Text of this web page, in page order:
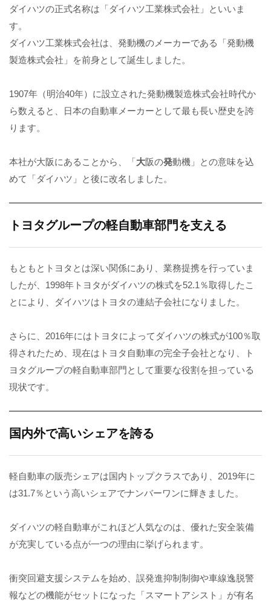
ダイハツの正式名称は「ダイハツ工業株式会社」といいま
す。
ダイハツ工業株式会社は、発動機のメーカーである「発動機
製造株式会社」を前身として誕生しました。
1907年（明治40年）に設立された発動機製造株式会社時代か
ら数えると、日本の自動車メーカーとして最も長い歴史を誇
ります。
本社が大阪にあることから、「大阪の発動機」との意味を込
めて「ダイハツ」と後に改名しました。
トヨタグループの軽自動車部門を支える
もともとトヨタとは深い関係にあり、業務提携を行っていま
したが、1998年トヨタがダイハツの株式を52.1％取得したこ
とにより、ダイハツはトヨタの連結子会社になりました。
さらに、2016年にはトヨタによってダイハツの株式が100％取
得されたため、現在はトヨタ自動車の完全子会社となり、
ト
ヨタグループの軽自動車部門として重要な役割を担っている
現状です。
国内外で高いシェアを誇る
軽自動車の販売シェアは国内トップクラスであり、2019年に
は31.7％という高いシェアでナンバーワンに輝きました。
ダイハツの軽自動車がこれほど人気なのは、優れた安全装備
が充実している点が一つの理由に挙げられます。
衝突回避支援システムを始め、誤発進抑制制御や車線逸脱警
報などの機能がセットになった「スマートアシスト」が有名